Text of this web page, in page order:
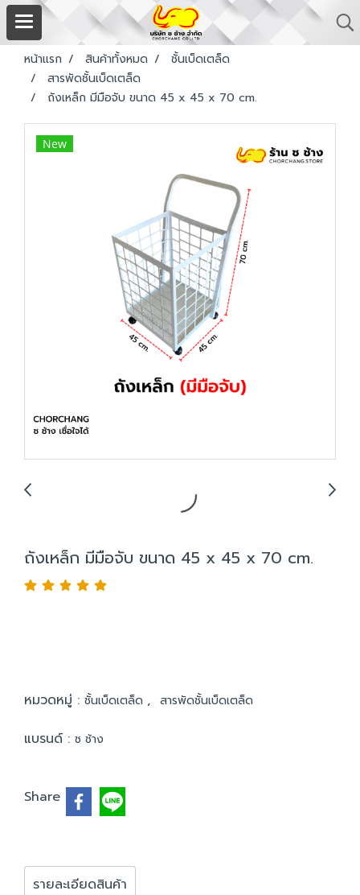
หน้าแรก สินค้าทั้งหมด
ชั้นเบ็ดเตล็ด
สารพัดชั้นเบ็ดเตล็ด
ถังเหล็ก มีมือจับ ขนาด 45 x 45 x 70 cm.
New
ถังเหล็ก มีมือจับ ขนาด 45 x 45 x 70 cm.
หมวดหมู่ : ชั้นเบ็ดเตล็ด , สารพัดชั้นเบ็ดเตล็ด
แบรนด์ : ช ช้าง
Share
รายละเอียดสินค้า